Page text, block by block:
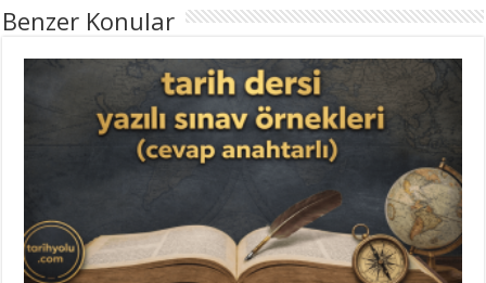
Benzer Konular